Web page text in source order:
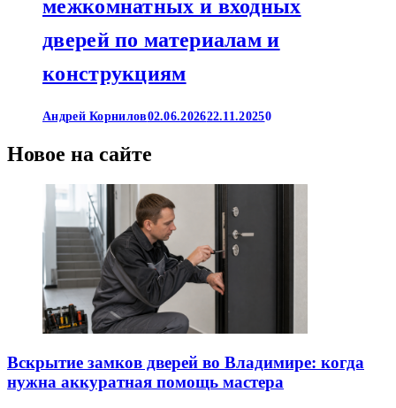
межкомнатных и входных
дверей по материалам и
конструкциям
Андрей Корнилов02.06.202622.11.20250
Новое на сайте
Вскрытие замков дверей во Владимире: когда
нужна аккуратная помощь мастера